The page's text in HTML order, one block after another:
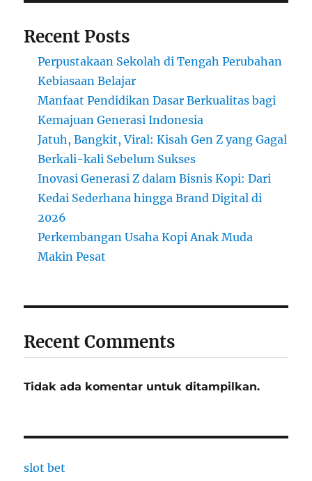
Recent Posts
Perpustakaan Sekolah di Tengah Perubahan
Kebiasaan Belajar
Manfaat Pendidikan Dasar Berkualitas bagi
Kemajuan Generasi Indonesia
Jatuh, Bangkit, Viral: Kisah Gen Z yang Gagal
Berkali-kali Sebelum Sukses
Inovasi Generasi Z dalam Bisnis Kopi: Dari
Kedai Sederhana hingga Brand Digital di
2026
Perkembangan Usaha Kopi Anak Muda
Makin Pesat
Recent Comments
Tidak ada komentar untuk ditampilkan.
slot bet